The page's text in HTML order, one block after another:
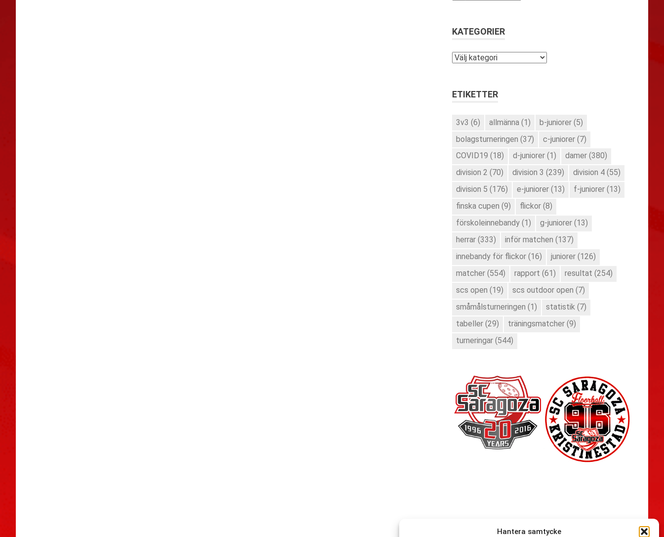
Hantera samtycke
KATEGORIER
Kategorier
ETIKETTER
3v3 (6) allmänna (1) b-juniorer (5)
bolagsturneringen (37) c-juniorer (7)
COVID19 (18) d-juniorer (1) damer (380)
division 2 (70) division 3 (239) division 4 (55)
division 5 (176) e-juniorer (13) f-juniorer (13)
finska cupen (9) flickor (8)
förskoleinnebandy (1) g-juniorer (13)
herrar (333) inför matchen (137)
innebandy för flickor (16) juniorer (126)
matcher (554) rapport (61) resultat (254)
scs open (19) scs outdoor open (7)
småmålsturneringen (1) statistik (7)
tabeller (29) träningsmatcher (9)
turneringar (544)